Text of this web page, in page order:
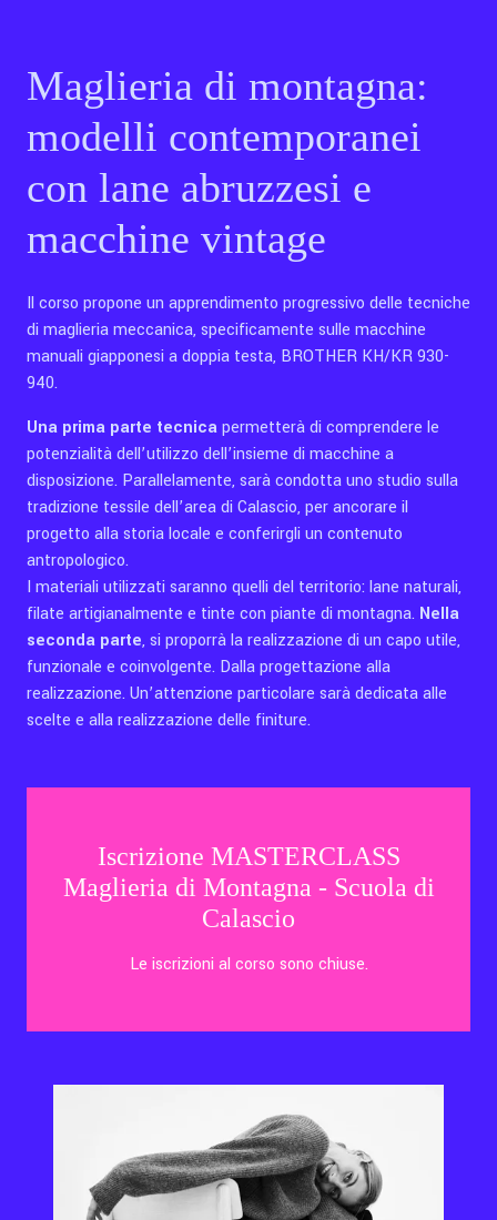
Maglieria di montagna:
modelli contemporanei
con lane abruzzesi e
macchine vintage
Il corso propone un apprendimento progressivo delle tecniche
di maglieria meccanica, specificamente sulle macchine
manuali giapponesi a doppia testa, BROTHER KH/KR 930-
940.
Una prima parte tecnicapermetterà di comprendere le
potenzialità dell’utilizzo dell’insieme di macchine a
disposizione. Parallelamente, sarà condotta uno studio sulla
tradizione tessile dell’area di Calascio, per ancorare il
progetto alla storia locale e conferirgli un contenuto
antropologico.
I materiali utilizzati saranno quelli del territorio: lane naturali,
filate artigianalmente e tinte con piante di montagna. Nella
seconda parte, si proporrà la realizzazione di un capo utile,
funzionale e coinvolgente. Dalla progettazione alla
realizzazione. Un’attenzione particolare sarà dedicata alle
scelte e alla realizzazione delle finiture.
Iscrizione MASTERCLASS
Maglieria di Montagna - Scuola di
Calascio
Le iscrizioni al corso sono chiuse.